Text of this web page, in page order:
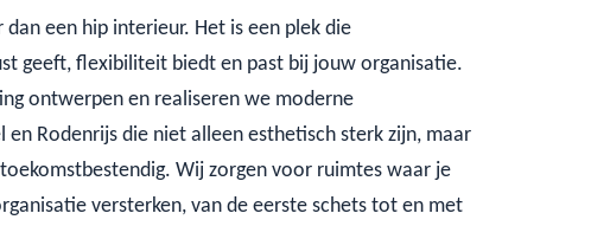
een hip interieur. Het is een plek die
geeft, flexibiliteit biedt en past bij jouw organisatie.
ontwerpen en realiseren we moderne
Rodenrijs die niet alleen esthetisch sterk zijn, maar
Wij zorgen voor ruimtes waar je
versterken, van de eerste schets tot en met